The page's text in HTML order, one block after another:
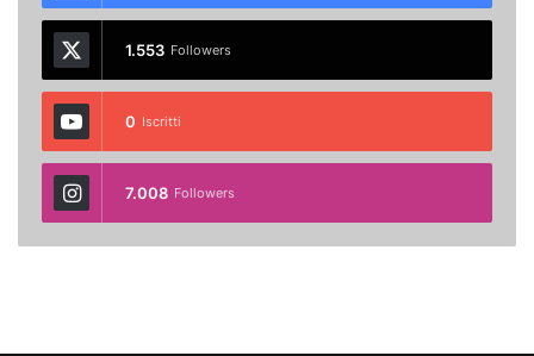
1.553 Followers
0 Iscritti
7.008 Followers